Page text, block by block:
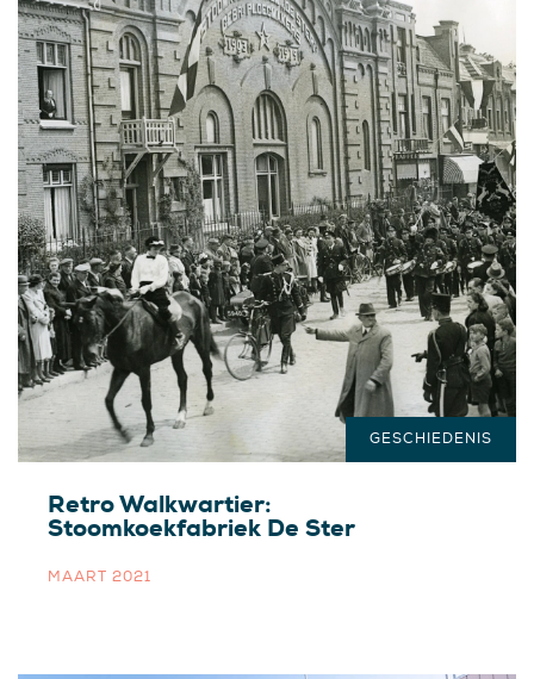
Retro Walkwartier:
Stoomkoekfabriek De Ster
MAART 2021
GESCHIEDENIS